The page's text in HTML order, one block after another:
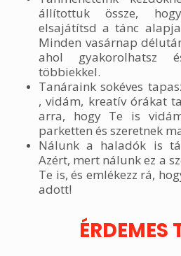
állítottuk össze,
elsajátítsd a tánc
Minden vasárnap
ahol gyakorolhatsz
többiekkel.
Tanáraink sokéves
, vidám, kreatív órákat
arra, hogy Te is
parketten és szeretnek
Nálunk a haladók is
Azért, mert nálunk ez a
Te is, és emlékezz rá,
adott!
ÉRDEMES